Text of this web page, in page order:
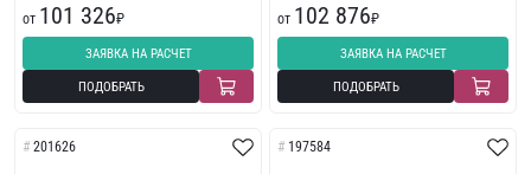
от 101 326₽
ЗАЯВКА НА РАСЧЕТ
ПОДОБРАТЬ
от 102 876₽
ЗАЯВКА НА РАСЧЕТ
ПОДОБРАТЬ
201626 197584